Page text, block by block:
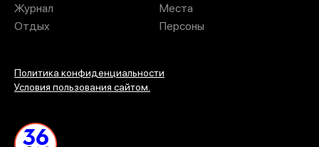
Журнал
Отдых
Места
Персоны
Политика конфиденциальности
Условия пользования сайтом.